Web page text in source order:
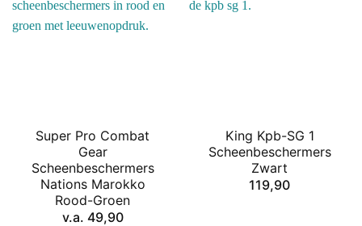
Super Pro Combat
Gear
Scheenbeschermers
Nations Marokko
Rood-Groen
v.a. 49,90
King Kpb-SG 1
Scheenbeschermers
Zwart
119,90